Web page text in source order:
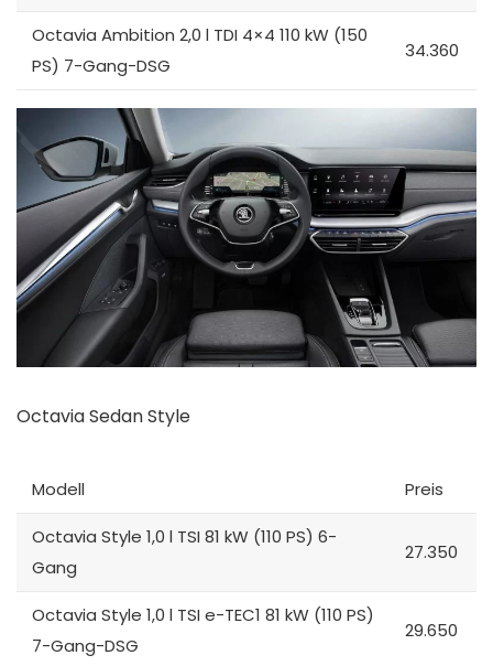
Octavia Ambition 2,0 l TDI 4×4 110 kW (150
PS) 7-Gang-DSG
34.360
Octavia Sedan Style
Modell Preis
Octavia Style 1,0 l TSI 81 kW (110 PS) 6-
Gang
27.350
Octavia Style 1,0 l TSI e-TEC1 81 kW (110 PS)
7-Gang-DSG
29.650